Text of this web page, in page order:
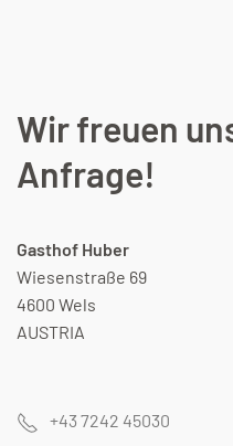
Wir freuen
Anfrage!
Gasthof Huber
Wiesenstraße 69
4600 Wels
AUSTRIA
+43 7242 45030